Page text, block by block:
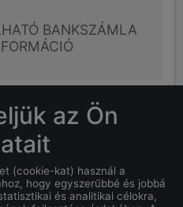
BANKSZÁMLA
KÉRDÉSEK
az Ön
(cookie-kat) használ a
hogy egyszerűbbé és jobbá
és analitikai célokra,